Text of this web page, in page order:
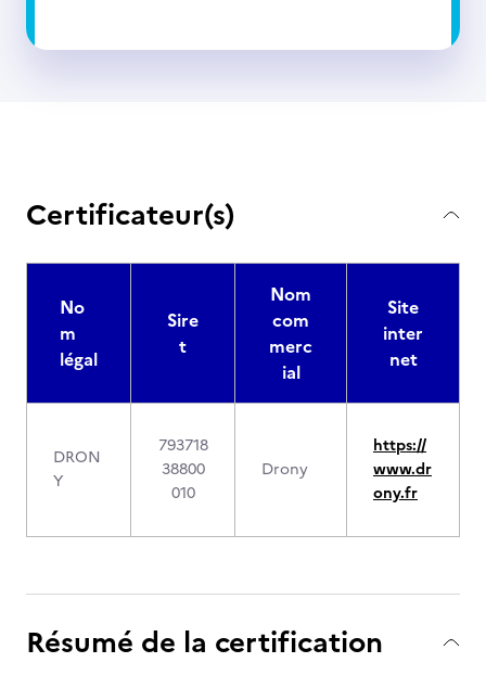
Certificateur(s)
No
m
légal
Sire
t
Nom
com
merc
ial
Site
inter
net
DRON
Y
793718
38800
010
Drony
https://
www.dr
ony.fr
Résumé de la certification